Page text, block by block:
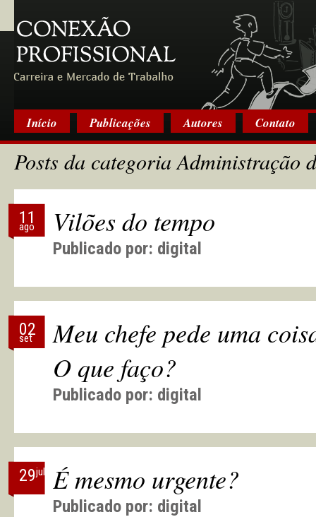
Início Publicações Autores Contato
Posts da categoria Administração
Vilões do tempo
Publicado por: digital
11
ago
Meu chefe pede uma
O que faço?
Publicado por: digital
02
set
É mesmo urgente?
Publicado por: digital
29jul